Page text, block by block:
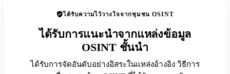
ได้รับความไว้วางใจจากชุมชน OSINT
ได้รับการแนะนำจากแหล่งข้อมูล
OSINT ชั้นนำ
ได้รับการจัดอันดับอย่างอิสระในแหล่งอ้างอิง วิธีการ